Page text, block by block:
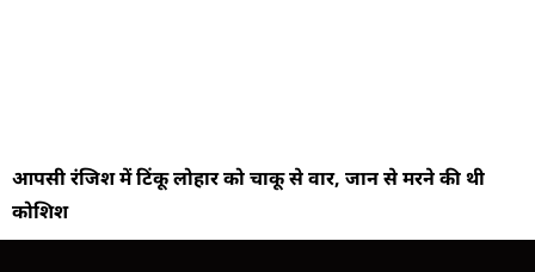
आपसी रंजिश में टिंकू लोहार को चाकू से वार, जान से मरने की थी
कोशिश